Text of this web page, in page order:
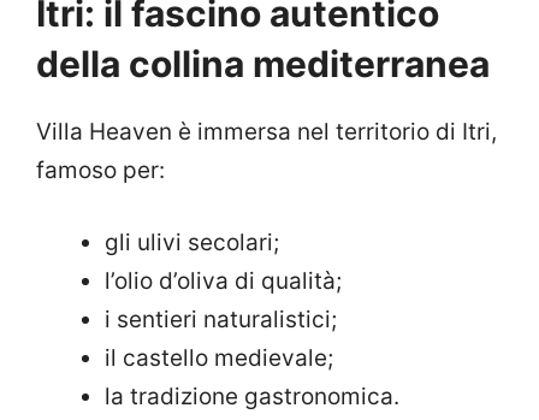
Itri: il fascino autentico
della collina mediterranea
Villa Heaven è immersa nel territorio di Itri,
famoso per:
gli ulivi secolari;
l’olio d’oliva di qualità;
i sentieri naturalistici;
il castello medievale;
la tradizione gastronomica.